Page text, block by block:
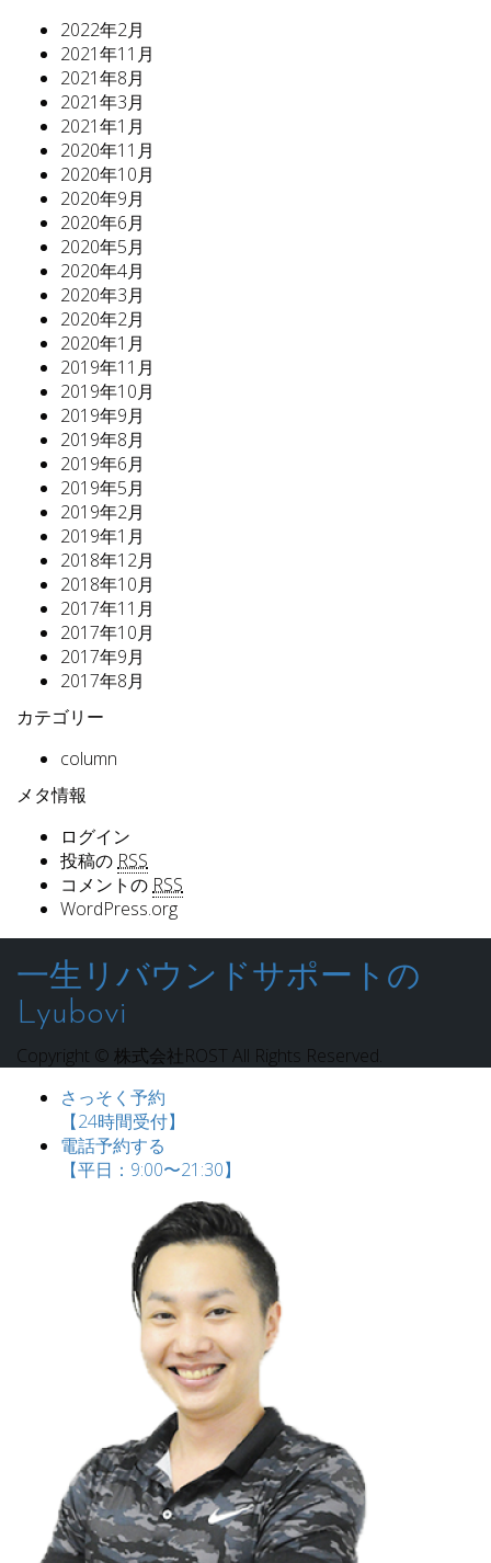
2022年2月
2021年11月
2021年8月
2021年3月
2021年1月
2020年11月
2020年10月
2020年9月
2020年6月
2020年5月
2020年4月
2020年3月
2020年2月
2020年1月
2019年11月
2019年10月
2019年9月
2019年8月
2019年6月
2019年5月
2019年2月
2019年1月
2018年12月
2018年10月
2017年11月
2017年10月
2017年9月
2017年8月
カテゴリー
column
メタ情報
ログイン
投稿の RSS
コメントの RSS
WordPress.org
一生リバウンドサポートの
Lyubovi
Copyright © 株式会社ROST All Rights Reserved.
さっそく予約
【24時間受付】
電話予約する
【平日：9:00〜21:30】